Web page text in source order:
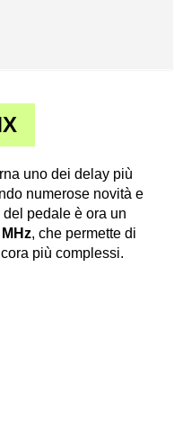
uno dei delay più
numerose novità e
del pedale è ora un
, che permette di
più complessi.